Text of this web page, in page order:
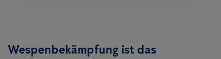
Wespenbekämpfung ist das